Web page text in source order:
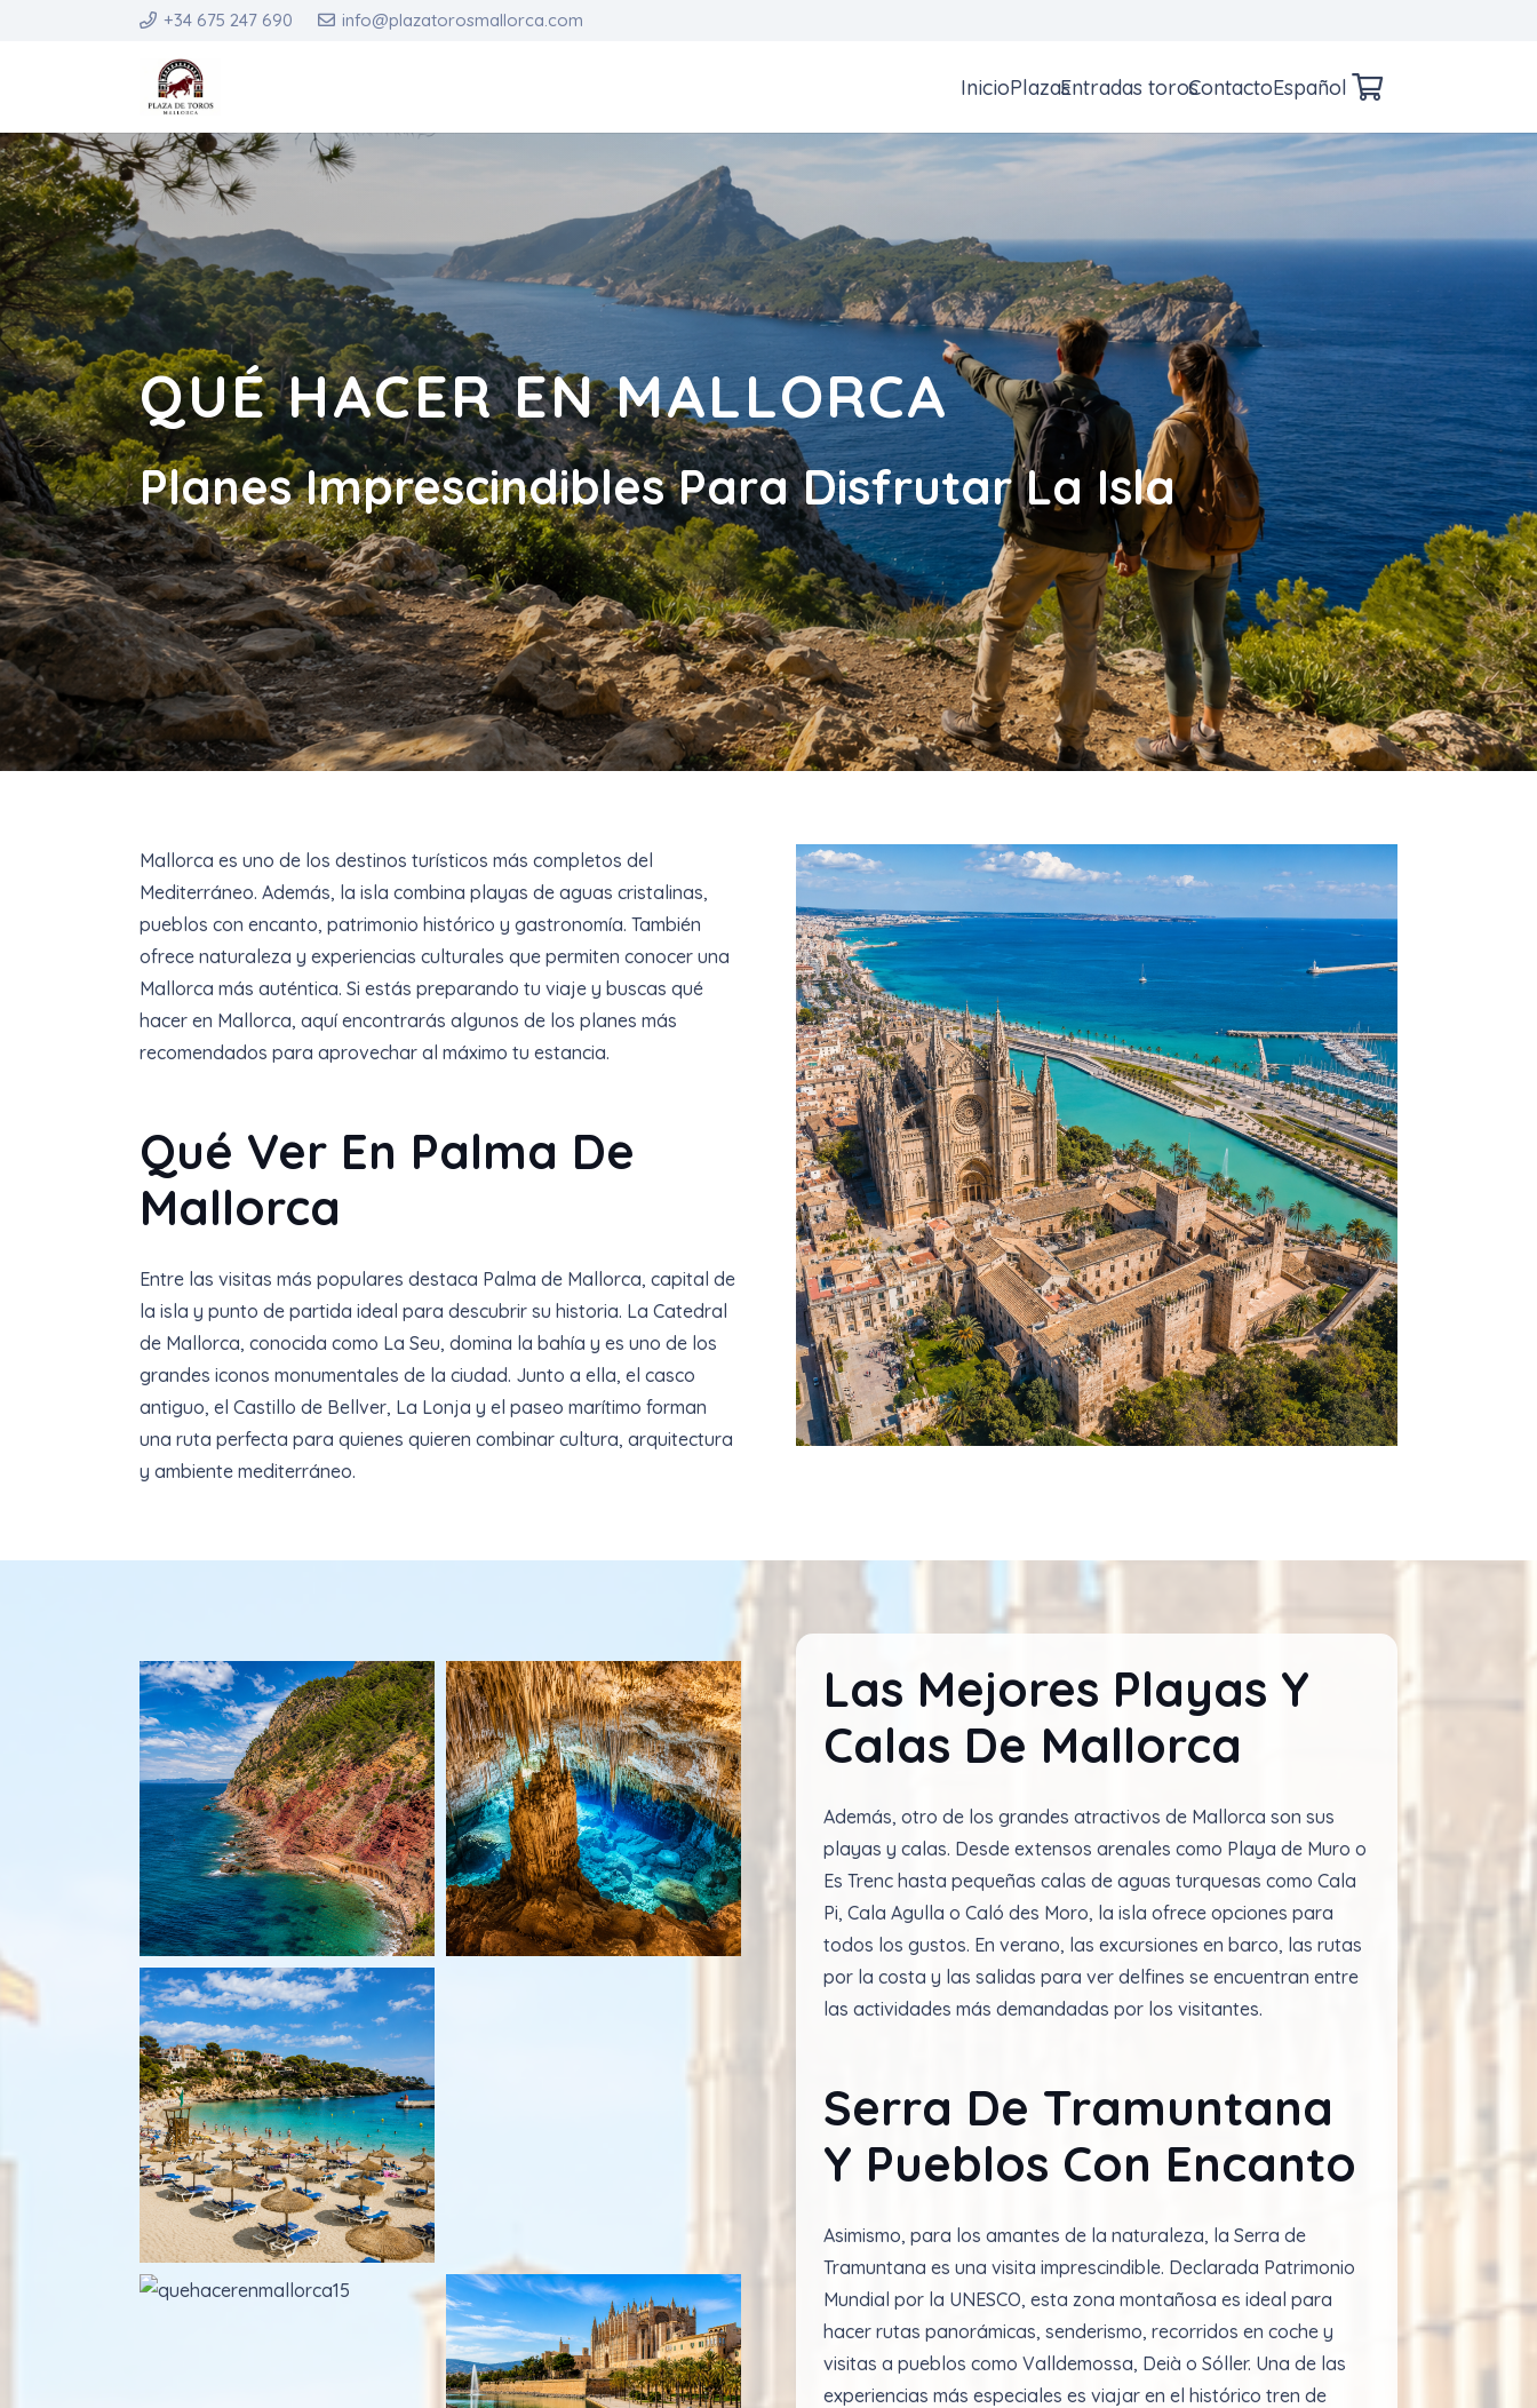
+34 675 247 690 info@plazatorosmallorca.com
InicioPlazasEntradas torosContactoEspañol
QUÉ HACER EN MALLORCA
Planes Imprescindibles Para Disfrutar La Isla
Mallorca es uno de los destinos turísticos más completos del
Mediterráneo. Además, la isla combina playas de aguas cristalinas,
pueblos con encanto, patrimonio histórico y gastronomía. También
ofrece naturaleza y experiencias culturales que permiten conocer una
Mallorca más auténtica. Si estás preparando tu viaje y buscas qué
hacer en Mallorca, aquí encontrarás algunos de los planes más
recomendados para aprovechar al máximo tu estancia.
Qué Ver En Palma De
Mallorca
Entre las visitas más populares destaca Palma de Mallorca, capital de
la isla y punto de partida ideal para descubrir su historia. La Catedral
de Mallorca, conocida como La Seu, domina la bahía y es uno de los
grandes iconos monumentales de la ciudad. Junto a ella, el casco
antiguo, el Castillo de Bellver, La Lonja y el paseo marítimo forman
una ruta perfecta para quienes quieren combinar cultura, arquitectura
y ambiente mediterráneo.
Las Mejores Playas Y
Calas De Mallorca
Además, otro de los grandes atractivos de Mallorca son sus
playas y calas. Desde extensos arenales como Playa de Muro o
Es Trenc hasta pequeñas calas de aguas turquesas como Cala
Pi, Cala Agulla o Caló des Moro, la isla ofrece opciones para
todos los gustos. En verano, las excursiones en barco, las rutas
por la costa y las salidas para ver delfines se encuentran entre
las actividades más demandadas por los visitantes.
Serra De Tramuntana
Y Pueblos Con Encanto
Asimismo, para los amantes de la naturaleza, la Serra de
Tramuntana es una visita imprescindible. Declarada Patrimonio
Mundial por la UNESCO, esta zona montañosa es ideal para
hacer rutas panorámicas, senderismo, recorridos en coche y
visitas a pueblos como Valldemossa, Deià o Sóller. Una de las
experiencias más especiales es viajar en el histórico tren de